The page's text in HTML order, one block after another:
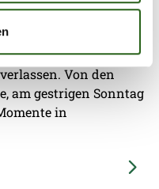
sich die Profi-
auf die Unterstützung
Von den
am gestrigen Sonntag
in